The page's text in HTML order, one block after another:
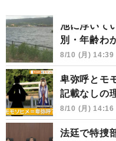
池に浮いて
別・年齢わ
8/10 (月) 14:39
卑弥呼とモ
記載なしの
8/10 (月) 14:16
法廷で特捜